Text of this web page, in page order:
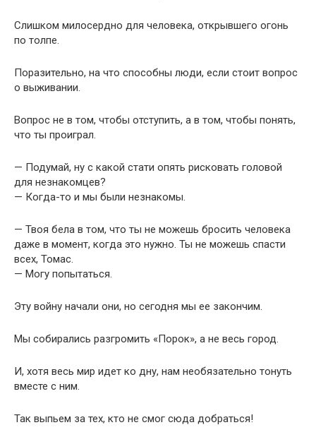
Слишком милосердно для человека, открывшего огонь
по толпе.
Поразительно, на что способны люди, если стоит вопрос
о выживании.
Вопрос не в том, чтобы отступить, а в том, чтобы понять,
что ты проиграл.
— Подумай, ну с какой стати опять рисковать головой
для незнакомцев?
— Когда-то и мы были незнакомы.
— Твоя бела в том, что ты не можешь бросить человека
даже в момент, когда это нужно. Ты не можешь спасти
всех, Томас.
— Могу попытаться.
Эту войну начали они, но сегодня мы ее закончим.
Мы собирались разгромить «Порок», а не весь город.
И, хотя весь мир идет ко дну, нам необязательно тонуть
вместе с ним.
Так выпьем за тех, кто не смог сюда добраться!